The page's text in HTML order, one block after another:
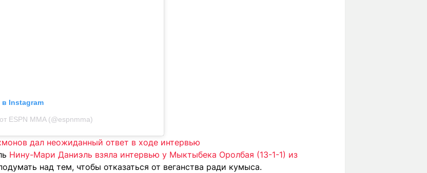
в Instagram
ESPN MMA (@espnmma)
дал неожиданный ответ в ходе интервью
Нину-Мари Даниэль взяла интервью у Мыктыбека Оролбая (13-1-1) из
над тем, чтобы отказаться от веганства ради кумыса.